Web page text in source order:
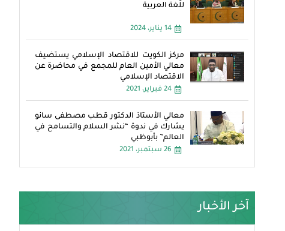
للّغة العربية
14 يناير، 2024
مركز الكويت للاقتصاد الإسلامي يستضيف
معالي الأمين العام للمجمع في محاضرة عن
الاقتصاد الإسلامي
24 فبراير، 2021
معالي الأستاذ الدكتور قطب مصطفى سانو
يشارك في ندوة “نشر السلام والتسامح في
العالم” بأبوظبي
26 سبتمبر، 2021
آخر الأخبار